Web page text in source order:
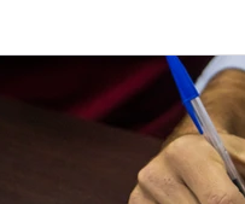
Itanhaém